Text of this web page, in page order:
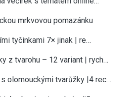
mrkvovou pomazánku
tyčinkami 7× jinak | re…
z tvarohu – 12 variant | rych…
olomouckými tvarůžky |4 rec…